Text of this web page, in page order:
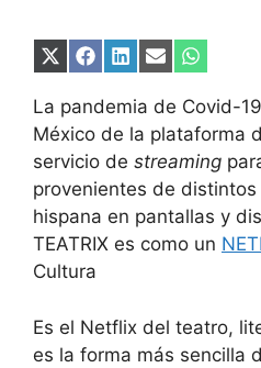
Compartir
X
(Twitter)
Compartir
Facebook
Compartir
LinkedIn
Compartir
Email
La pandemia de Covid-
México de la plataforma
servicio de streaming
provenientes de
hispana en pantallas y
TEATRIX es como un
Cultura
Es el Netflix del teatro,
es la forma más sencilla